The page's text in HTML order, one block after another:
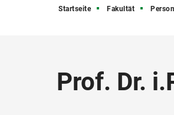
Startseite Fakultät
Prof. Dr.